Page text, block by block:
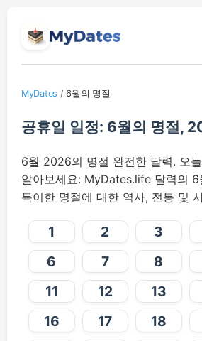
MyDates /6월의 명절
공휴일 일정: 6월의 명절,
6월 2026의 명절 완전한 달력. 오
알아보세요: MyDates.life 달력의 6
특이한 명절에 대한 역사, 전통 및
1 2 3
6
7 8
11
12 13
16
17 18